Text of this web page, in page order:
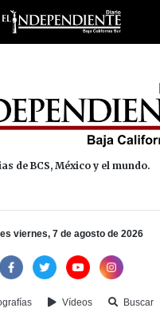
Los Cabos Policiaca Deportes
de BCS, México y el mundo.
viernes, 7 de agosto de 2026
Vídeos Buscar